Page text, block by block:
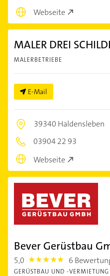
Webseite
MALER DREI
MALERBETRIEBE
E-Mail
39340 Haldensleben
03904 22 93
Webseite
Bever Gerüstbau
5,0 5.0 6
GERÜSTBAU UND -VERMIETUNG